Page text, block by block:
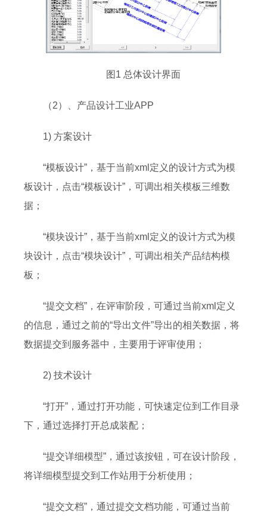
图1 总体设计界面
（2）、产品设计工业APP
1) 方案设计
“模板设计”，基于当前xml定义的设计方式为模
板设计，点击“模板设计”，可调出相关模板三维数
据；
“模块设计”，基于当前xml定义的设计方式为模
块设计，点击“模块设计”，可调出相关产品结构模
板；
“提交文档”，在评审阶段，可通过当前xml定义
的信息，通过之前的“导出文件”导出的相关数据，将
数据提交到服务器中，主要用于评审使用；
2) 技术设计
“打开”，通过打开功能，可快速定位到工作目录
下，通过选择打开总成装配；
“提交详细模型”，通过该按钮，可在设计阶段，
将详细模型提交到工作站用于分析使用；
“提交文档”，通过提交文档功能，可通过当前